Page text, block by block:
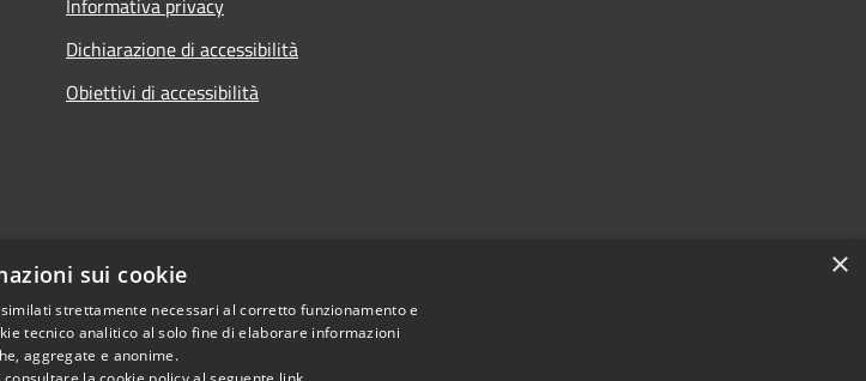
Dichiarazione di accessibilità
Obiettivi di accessibilità
×
sui cookie
strettamente necessari al corretto funzionamento e
tecnico analitico al solo fine di elaborare informazioni
aggregate e anonime.